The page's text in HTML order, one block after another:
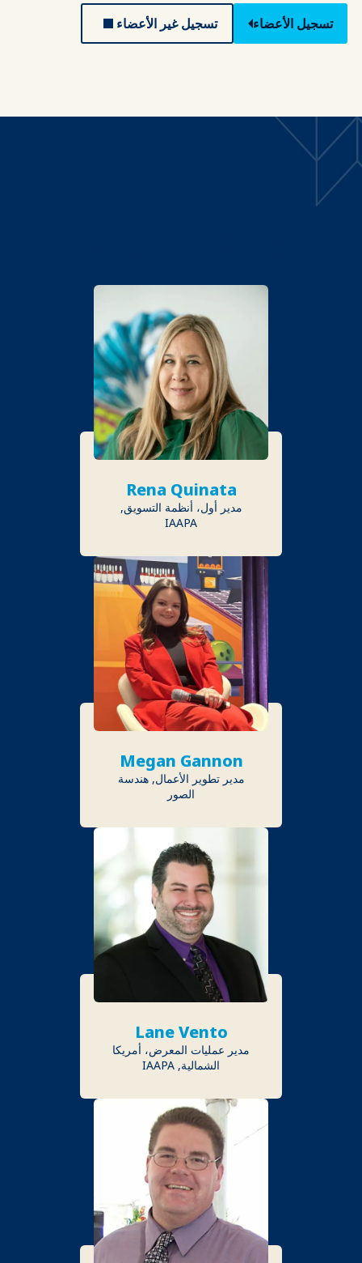
تسجيل الأعضاء تسجيل غير الأعضاء
Rena Quinata
مدير أول، أنظمة التسويق,
IAAPA
Megan Gannon
مدير تطوير الأعمال, هندسة
الصور
Lane Vento
مدير عمليات المعرض، أمريكا
الشمالية, IAAPA